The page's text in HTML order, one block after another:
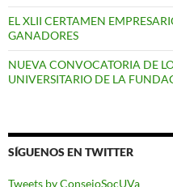
EL XLII CERTAMEN
GANADORES
NUEVA CONVOCATORIA DE
UNIVERSITARIO DE LA
SÍGUENOS EN TWITTER
Tweets by ConsejoSocUVa